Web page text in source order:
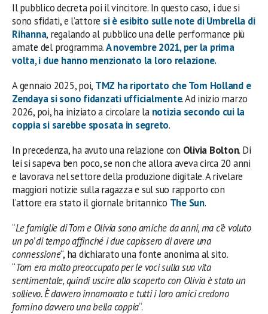
Il pubblico decreta poi il vincitore. In questo caso, i due si
sono sfidati, e l’attore si è esibito sulle note diUmbrella di
Rihanna, regalando al pubblico una delle performance più
amate del programma.A novembre 2021, per la prima
volta, i due hanno menzionato la loro relazione.
A gennaio 2025, poi, TMZ ha riportato cheTom Holland e
Zendaya si sono fidanzati ufficialmente. Ad inizio marzo
2026, poi, ha iniziato a circolare la notizia secondo cui la
coppia si sarebbe sposata in segreto.
In precedenza, ha avuto una relazione con Olivia Bolton. Di
lei si sapeva ben poco, se non che allora aveva circa 20 anni
e lavorava nel settore della produzione digitale. A rivelare
maggiori notizie sulla ragazza e sul suo rapporto con
l’attore era stato il giornale britannico The Sun.
“Le famiglie di Tom e Olivia sono amiche da anni, ma c’è voluto
un po’ di tempo affinché i due capissero di avere una
connessione“, ha dichiarato una fonte anonima al sito.
“Tom era molto preoccupato per le voci sulla sua vita
sentimentale, quindi uscire allo scoperto con Olivia è stato un
sollievo. È davvero innamorato e tutti i loro amici credono
formino davvero una bella coppia“.